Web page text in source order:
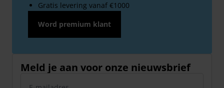
Gratis levering vanaf €1000
Word premium klant
Meld je aan voor onze nieuwsbrief